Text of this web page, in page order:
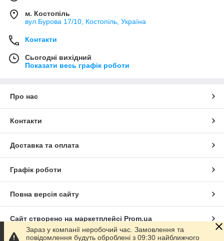
м. Костопіль
вул.Бурова 17/10, Костопіль, Україна
Контакти
Сьогодні вихідний
Показати весь графік роботи
Про нас
Контакти
Доставка та оплата
Графік роботи
Повна версія сайту
Сайт створено на маркетплейсі Prom.ua
Зараз у компанії неробочий час. Замовлення та
повідомлення будуть оброблені з 09:30 найближчого